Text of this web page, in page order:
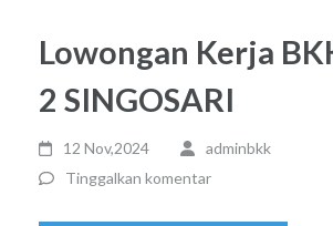
Lowongan Kerja
2 SINGOSARI
12 Nov,2024
adminbkk
Tinggalkan komentar